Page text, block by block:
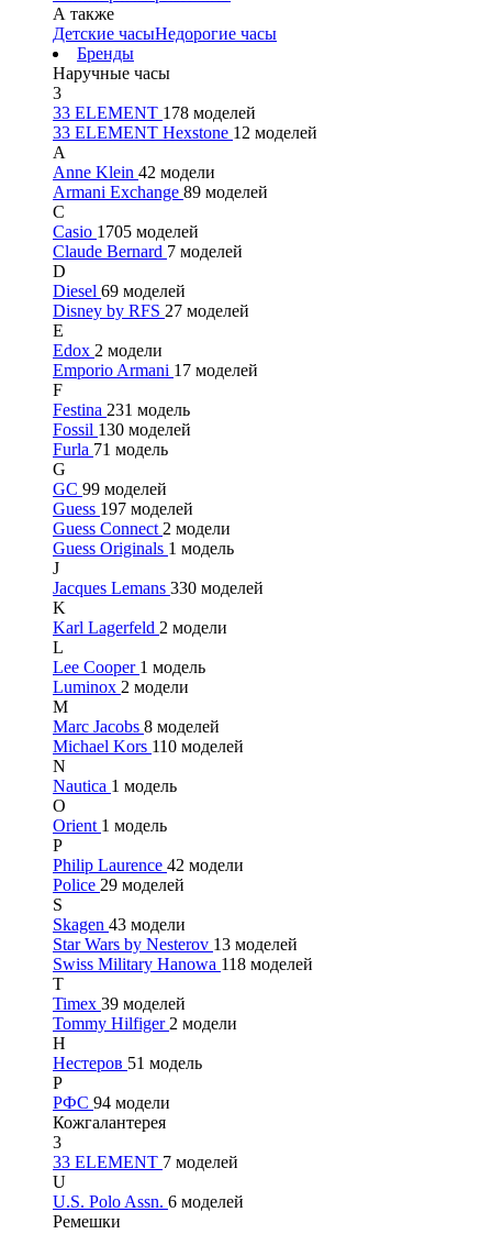
А также
Детские часыНедорогие часы
Бренды
Наручные часы
3
33 ELEMENT 178 моделей
33 ELEMENT Hexstone 12 моделей
A
Anne Klein 42 модели
Armani Exchange 89 моделей
C
Casio 1705 моделей
Claude Bernard 7 моделей
D
Diesel 69 моделей
Disney by RFS 27 моделей
E
Edox 2 модели
Emporio Armani 17 моделей
F
Festina 231 модель
Fossil 130 моделей
Furla 71 модель
G
GC 99 моделей
Guess 197 моделей
Guess Connect 2 модели
Guess Originals 1 модель
J
Jacques Lemans 330 моделей
K
Karl Lagerfeld 2 модели
L
Lee Cooper 1 модель
Luminox 2 модели
M
Marc Jacobs 8 моделей
Michael Kors 110 моделей
N
Nautica 1 модель
O
Orient 1 модель
P
Philip Laurence 42 модели
Police 29 моделей
S
Skagen 43 модели
Star Wars by Nesterov 13 моделей
Swiss Military Hanowa 118 моделей
T
Timex 39 моделей
Tommy Hilfiger 2 модели
Н
Нестеров 51 модель
Р
РФС 94 модели
Кожгалантерея
3
33 ELEMENT 7 моделей
U
U.S. Polo Assn. 6 моделей
Ремешки